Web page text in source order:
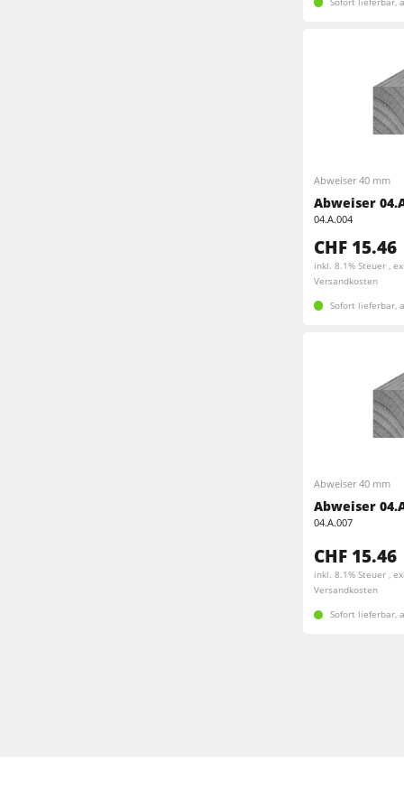
Abweiser 40 mm
Abweiser
04.A.004
CHF 15.46
inkl. 8.1% Steuer ,
Versandkosten
Sofort lieferbar,
Abweiser 40 mm
Abweiser
04.A.007
CHF 15.46
inkl. 8.1% Steuer ,
Versandkosten
Sofort lieferbar,